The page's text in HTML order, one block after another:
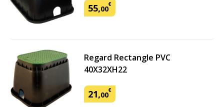
55,00€
Regard Rectangle PVC
40X32XH22
21,00€